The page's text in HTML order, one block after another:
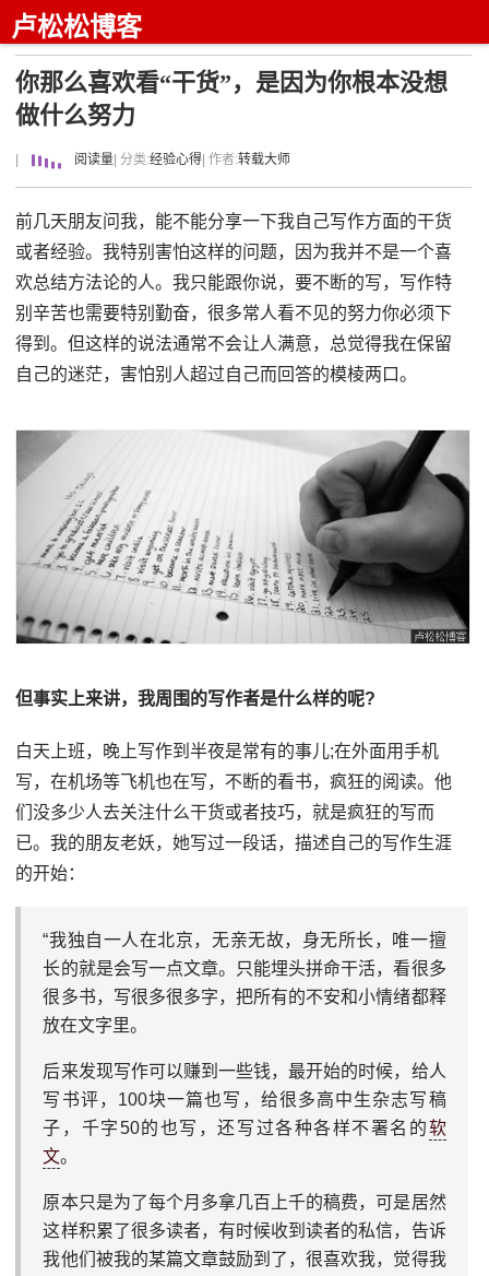
卢松松博客
你那么喜欢看“干货”，是因为你根本没想
做什么努力
阅读量 | 分类:经验心得 | 作者:转载大师
前几天朋友问我，能不能分享一下我自己写作方面的干货
或者经验。我特别害怕这样的问题，因为我并不是一个喜
欢总结方法论的人。我只能跟你说，要不断的写，写作特
别辛苦也需要特别勤奋，很多常人看不见的努力你必须下
得到。但这样的说法通常不会让人满意，总觉得我在保留
自己的迷茫，害怕别人超过自己而回答的模棱两口。
但事实上来讲，我周围的写作者是什么样的呢?
白天上班，晚上写作到半夜是常有的事儿;在外面用手机
写，在机场等飞机也在写，不断的看书，疯狂的阅读。他
们没多少人去关注什么干货或者技巧，就是疯狂的写而
已。我的朋友老妖，她写过一段话，描述自己的写作生涯
的开始：
“我独自一人在北京，无亲无故，身无所长，唯一擅
长的就是会写一点文章。只能埋头拼命干活，看很多
很多书，写很多很多字，把所有的不安和小情绪都释
放在文字里。
后来发现写作可以赚到一些钱，最开始的时候，给人
写书评，100块一篇也写，给很多高中生杂志写稿
子，千字50的也写，还写过各种各样不署名的软
文。
原本只是为了每个月多拿几百上千的稿费，可是居然
这样积累了很多读者，有时候收到读者的私信，告诉
我他们被我的某篇文章鼓励到了，很喜欢我，觉得我